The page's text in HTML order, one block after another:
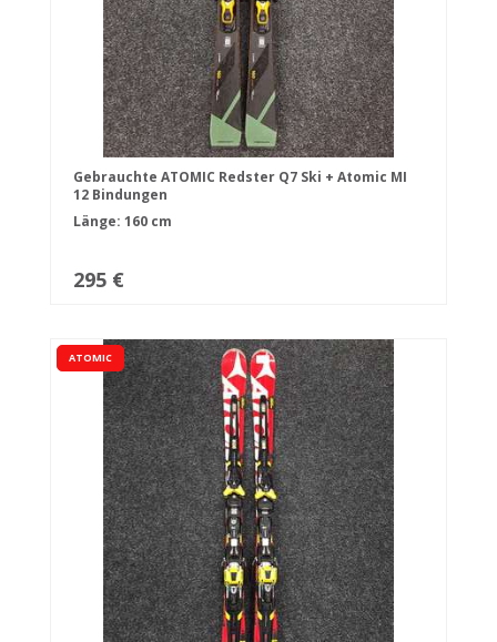
Gebrauchte ATOMIC Redster Q7 Ski + Atomic MI
12 Bindungen
Länge: 160 cm
295 €
ATOMIC